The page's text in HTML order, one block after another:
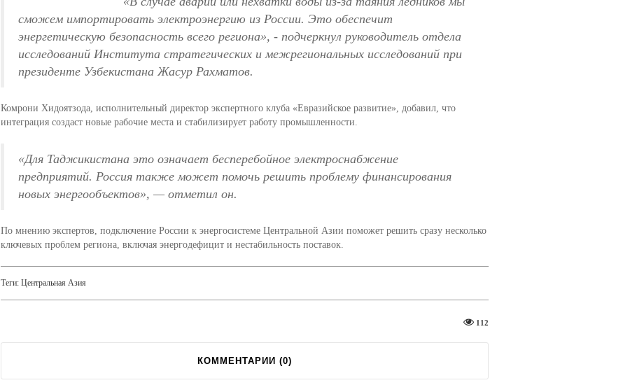
сможем импортировать электроэнергию из России. Это обеспечит
энергетическую безопасность всего региона», -подчеркнул руководитель отдела
исследований Института стратегических и межрегиональных исследований при
президенте Узбекистана Жасур Рахматов.
Комрони Хидоятзода, исполнительный директор экспертного клуба «Евразийское развитие», добавил, что
интеграция создаст новые рабочие места и стабилизирует работу промышленности.
«Для Таджикистана это означает бесперебойное электроснабжение
предприятий. Россия также может помочь решить проблему финансирования
новых энергообъектов», — отметил он.
По мнению экспертов, подключение России к энергосистеме Центральной Азии поможет решить сразу несколько
ключевых проблем региона, включая энергодефицит и нестабильность поставок.
Теги: Центральная Азия
112
КОММЕНТАРИИ (0)